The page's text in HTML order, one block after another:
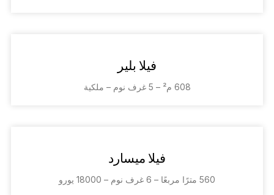
فيلا بلير
608 م² – 5 غرف نوم – ملكية
فيلا ميسارد
560 مترًا مربعًا – 6 غرف نوم – 18000 يورو